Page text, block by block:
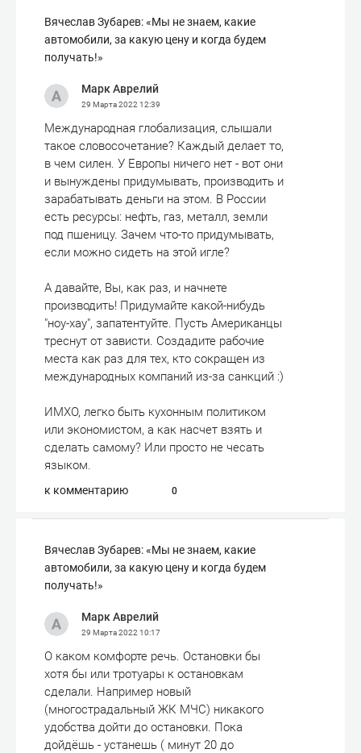
Вячеслав Зубарев: «Мы не знаем, какие
автомобили, за какую цену и когда будем
получать!»
Марк Аврелий
29 Марта 2022 12:39
Международная глобализация, слышали
такое словосочетание? Каждый делает то,
в чем силен. У Европы ничего нет - вот они
и вынуждены придумывать, производить и
зарабатывать деньги на этом. В России
есть ресурсы: нефть, газ, металл, земли
под пшеницу. Зачем что-то придумывать,
если можно сидеть на этой игле?
А давайте, Вы, как раз, и начнете
производить! Придумайте какой-нибудь
"ноу-хау", запатентуйте. Пусть Американцы
треснут от зависти. Создадите рабочие
места как раз для тех, кто сокращен из
международных компаний из-за санкций :)
ИМХО, легко быть кухонным политиком
или экономистом, а как насчет взять и
сделать самому? Или просто не чесать
языком.
к комментарию 0
Вячеслав Зубарев: «Мы не знаем, какие
автомобили, за какую цену и когда будем
получать!»
Марк Аврелий
29 Марта 2022 10:17
О каком комфорте речь. Остановки бы
хотя бы или тротуары к остановкам
сделали. Например новый
(многострадальный ЖК МЧС) никакого
удобства дойти до остановки. Пока
дойдёшь - устанешь ( минут 20 до